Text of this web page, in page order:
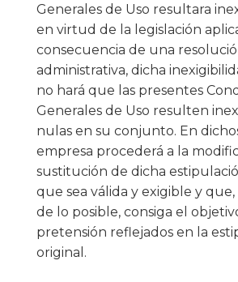
Generales de Uso resultara
en virtud de la legislación
consecuencia de una
administrativa, dicha
no hará que las presentes
Generales de Uso resulten
nulas en su conjunto. En
empresa procederá a la
sustitución de dicha
que sea válida y exigible y
de lo posible, consiga el
pretensión reflejados en la
original.